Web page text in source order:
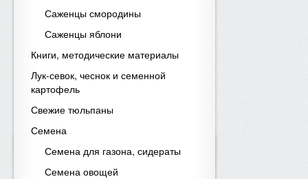
Саженцы смородины
Саженцы яблони
Книги, методические материалы
Лук-севок, чеснок и семенной
картофель
Свежие тюльпаны
Семена
Семена для газона, сидераты
Семена овощей